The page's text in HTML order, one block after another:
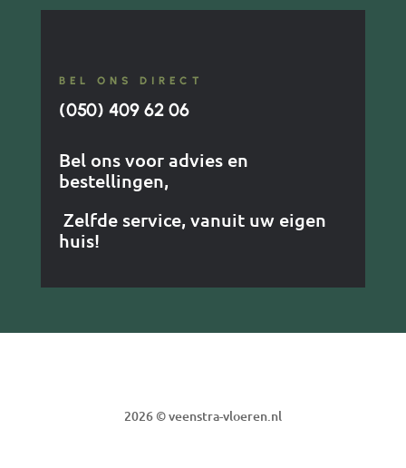
BEL ONS DIRECT
(050) 409 62 06
Bel ons voor advies en
bestellingen,
Zelfde service, vanuit uw eigen
huis!
2026 © veenstra-vloeren.nl